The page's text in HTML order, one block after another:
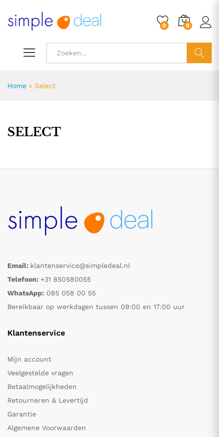
0 0
Home » Select
SELECT
Email: klantenservice@simpledeal.nl
Telefoon: +31 850580055
WhatsApp: 085 058 00 55
Bereikbaar op werkdagen tussen 09:00 en 17:00 uur
Klantenservice
Mijn account
Veelgestelde vragen
Betaalmogelijkheden
Retourneren & Levertijd
Garantie
Algemene Voorwaarden